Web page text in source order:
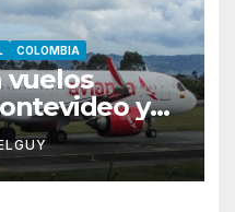
COLOMBIA
vuelos
y